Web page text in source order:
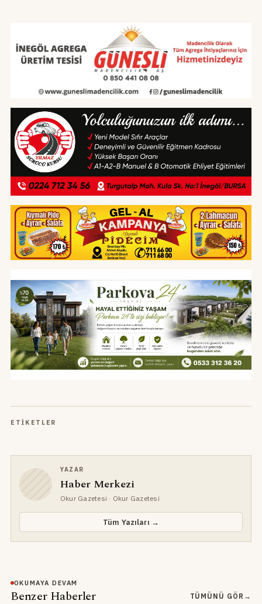
ETIKETLER
YAZAR
Haber Merkezi
Okur Gazetesi · Okur Gazetesi
Tüm Yazıları →
OKUMAYA DEVAM
Benzer Haberler TÜMÜNÜ GÖR →